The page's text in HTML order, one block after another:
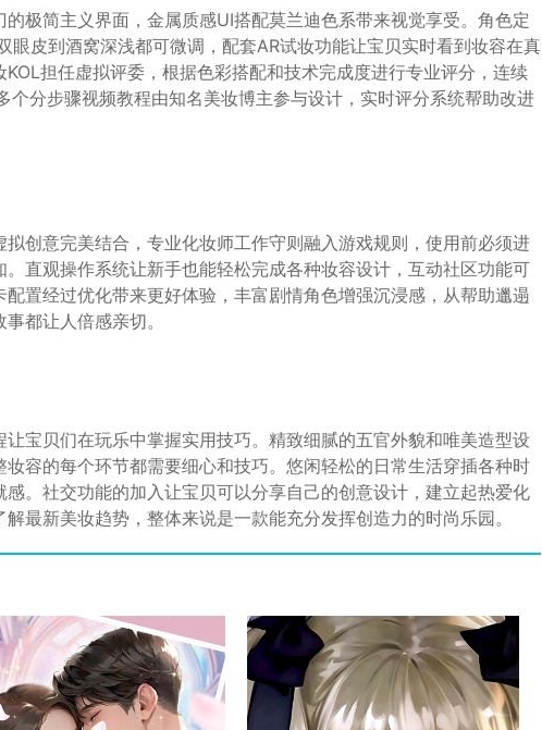
极简主义界面，金属质感UI搭配莫兰迪色系带来视觉享受。角色定
皮到酒窝深浅都可微调，配套AR试妆功能让宝贝实时看到妆容在真
担任虚拟评委，根据色彩搭配和技术完成度进行专业评分，连续
分步骤视频教程由知名美妆博主参与设计，实时评分系统帮助改进
创意完美结合，专业化妆师工作守则融入游戏规则，使用前必须进
直观操作系统让新手也能轻松完成各种妆容设计，互动社区功能可
置经过优化带来更好体验，丰富剧情角色增强沉浸感，从帮助邋遢
都让人倍感亲切。
宝贝们在玩乐中掌握实用技巧。精致细腻的五官外貌和唯美造型设
容的每个环节都需要细心和技巧。悠闲轻松的日常生活穿插各种时
。社交功能的加入让宝贝可以分享自己的创意设计，建立起热爱化
最新美妆趋势，整体来说是一款能充分发挥创造力的时尚乐园。